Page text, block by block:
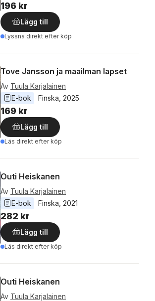
196 kr
Lägg till
Lyssna direkt efter köp
Tove Jansson ja maailman lapset
Av Tuula Karjalainen
E-bok
Finska 2025
169 kr
Lägg till
Läs direkt efter köp
Outi Heiskanen
Av Tuula Karjalainen
E-bok
Finska 2021
282 kr
Lägg till
Läs direkt efter köp
Outi Heiskanen
Av Tuula Karjalainen